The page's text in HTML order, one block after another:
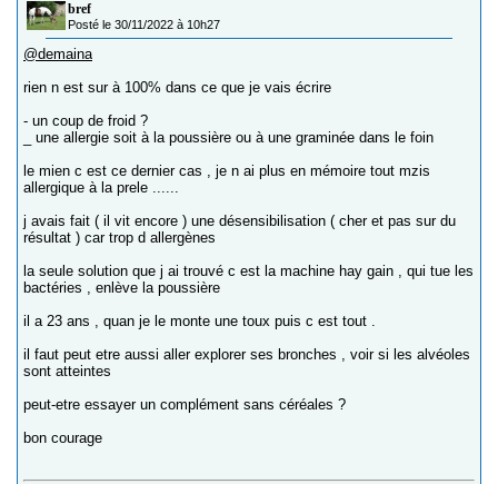
bref
Posté le 30/11/2022 à 10h27
@demaina
rien n est sur à 100% dans ce que je vais écrire
- un coup de froid ?
_ une allergie soit à la poussière ou à une graminée dans le foin
le mien c est ce dernier cas , je n ai plus en mémoire tout mzis
allergique à la prele ......
j avais fait ( il vit encore ) une désensibilisation ( cher et pas sur du
résultat ) car trop d allergènes
la seule solution que j ai trouvé c est la machine hay gain , qui tue les
bactéries , enlève la poussière
il a 23 ans , quan je le monte une toux puis c est tout .
il faut peut etre aussi aller explorer ses bronches , voir si les alvéoles
sont atteintes
peut-etre essayer un complément sans céréales ?
bon courage